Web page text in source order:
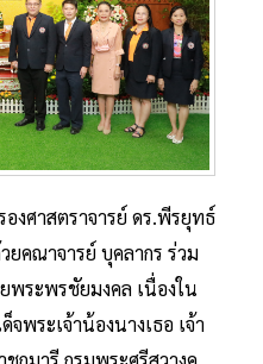
งศาสตราจารย์ ดร.พีรยุทธ์
คณาจารย์ บุคลากร ร่วม
ระพรชัยมงคล เนื่องใน
พระเจ้าน้องนางเธอ เจ้า